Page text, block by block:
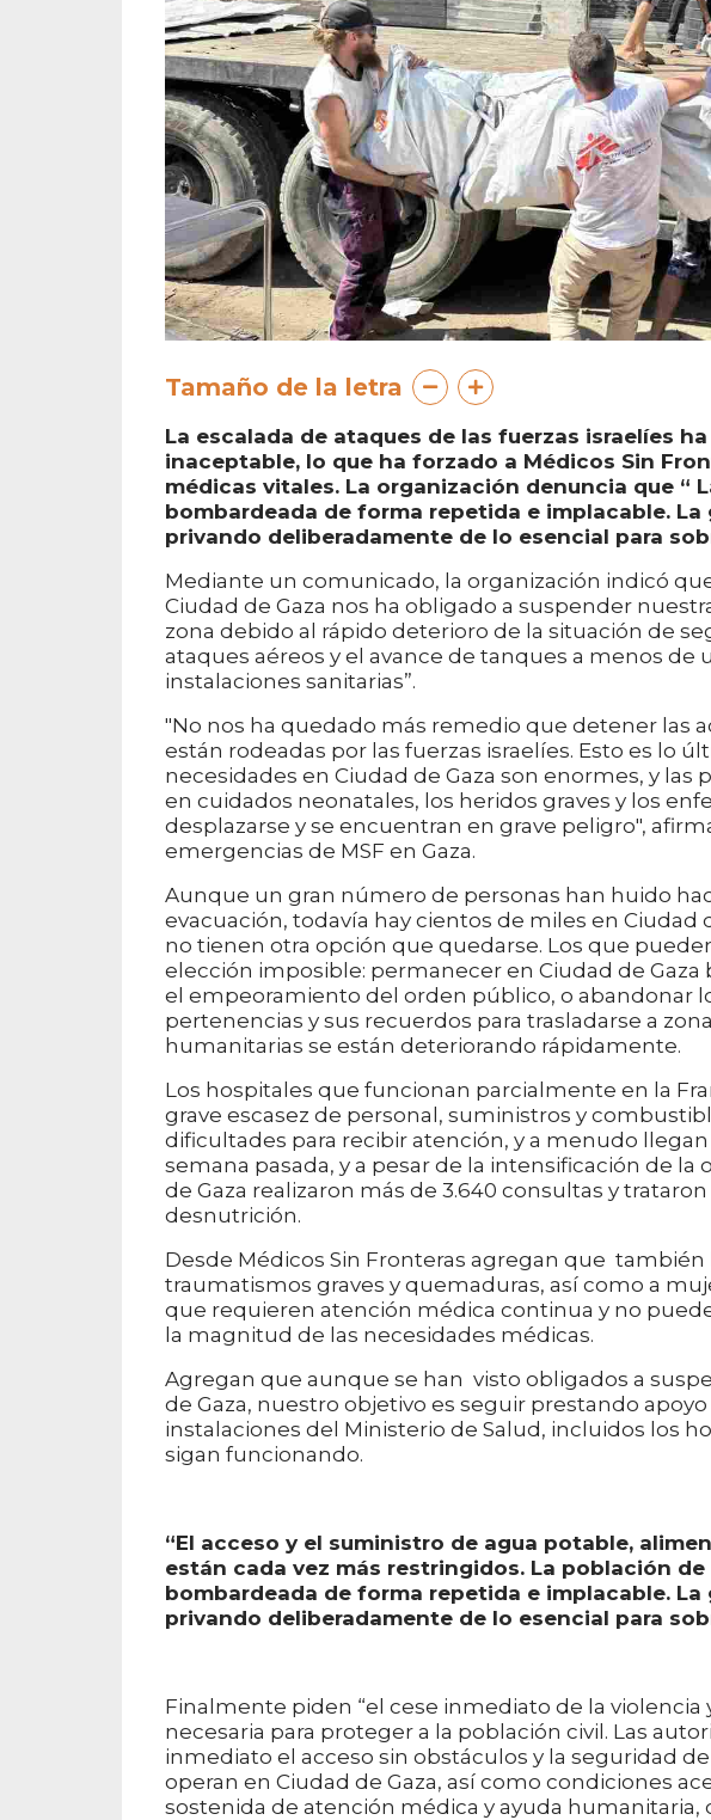
Tamaño de la letra
La escalada de ataques de las fuerzas israelíes
inaceptable, lo que ha forzado a Médicos Sin
médicas vitales. La organización denuncia que “
bombardeada de forma repetida e implacable.
privando deliberadamente de lo esencial para
Mediante un comunicado, la organización indicó
Ciudad de Gaza nos ha obligado a suspender
zona debido al rápido deterioro de la situación de
ataques aéreos y el avance de tanques a menos de
instalaciones sanitarias”.
"No nos ha quedado más remedio que detener las
están rodeadas por las fuerzas israelíes. Esto es lo
necesidades en Ciudad de Gaza son enormes, y
en cuidados neonatales, los heridos graves y los
desplazarse y se encuentran en grave peligro",
emergencias de MSF en Gaza.
Aunque un gran número de personas han huido
evacuación, todavía hay cientos de miles en Ciudad
no tienen otra opción que quedarse. Los que
elección imposible: permanecer en Ciudad de
el empeoramiento del orden público, o abandonar
pertenencias y sus recuerdos para trasladarse a
humanitarias se están deteriorando rápidamente.
Los hospitales que funcionan parcialmente en la
grave escasez de personal, suministros y
dificultades para recibir atención, y a menudo
semana pasada, y a pesar de la intensificación de la
de Gaza realizaron más de 3.640 consultas y
desnutrición.
Desde Médicos Sin Fronteras agregan que
traumatismos graves y quemaduras, así como a
que requieren atención médica continua y no
la magnitud de las necesidades médicas.
Agregan que aunque se han visto obligados a
de Gaza, nuestro objetivo es seguir prestando
instalaciones del Ministerio de Salud, incluidos los
sigan funcionando.
“El acceso y el suministro de agua potable,
están cada vez más restringidos. La población de
bombardeada de forma repetida e implacable.
privando deliberadamente de lo esencial para
Finalmente piden “el cese inmediato de la violencia
necesaria para proteger a la población civil. Las
inmediato el acceso sin obstáculos y la seguridad
operan en Ciudad de Gaza, así como condiciones
sostenida de atención médica y ayuda